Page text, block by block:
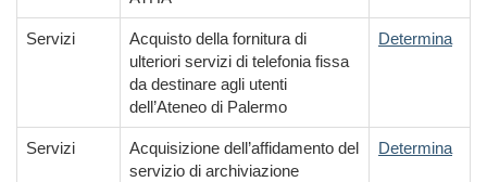
Servizi
Acquisto della fornitura di
ulteriori servizi di telefonia fissa
da destinare agli utenti
dell’Ateneo di Palermo
Determina
Servizi
Acquisizione dell’affidamento del
servizio di archiviazione
Determina